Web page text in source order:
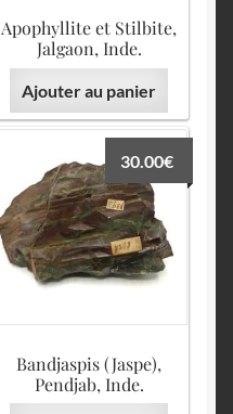
Apophyllite et Stilbite,
Jalgaon, Inde.
Ajouter au panier
Bandjaspis (Jaspe),
Pendjab, Inde.
30.00€